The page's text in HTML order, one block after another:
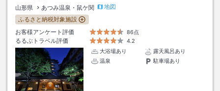
山形県 あつみ温泉・鼠ケ関
地図
ふるさと納税対象施設
お客様アンケート評価
86点
るるぶトラベル評価
4.2
大浴場あり
露天風呂あり
温泉
駐車場あり